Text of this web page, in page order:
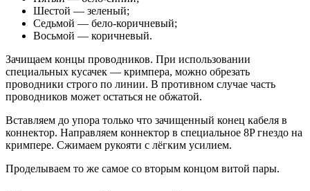
Шестой — зеленый;
Седьмой — бело-коричневый;
Восьмой — коричневый.
Зачищаем концы проводников. При использовании
специальных кусачек — кримпера, можно обрезать
проводники строго по линии. В противном случае часть
проводников может остаться не обжатой.
Вставляем до упора только что зачищенный конец кабеля в
коннектор. Направляем коннектор в специальное 8P гнездо на
кримпере. Сжимаем рукояти с лёгким усилием.
Проделываем то же самое со вторым концом витой пары.